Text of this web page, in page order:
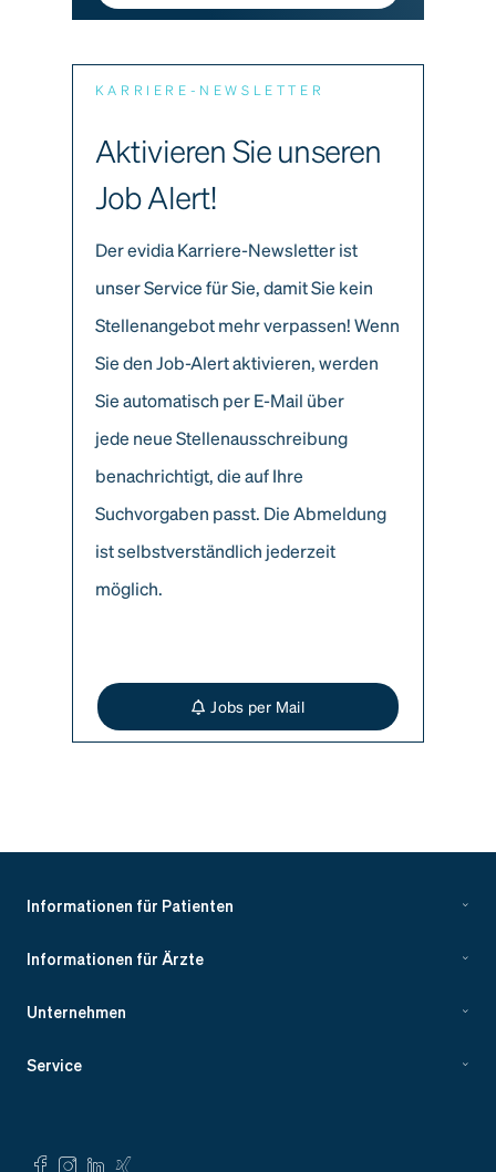
KARRIERE-NEWSLETTER
Aktivieren Sie unseren
Job Alert!
Der evidia Karriere-Newsletter ist
unser Service für Sie, damit Sie kein
Stellenangebot mehr verpassen! Wenn
Sie den Job-Alert aktivieren, werden
Sie automatisch per E-Mail über
jede neue Stellenausschreibung
benachrichtigt, die auf Ihre
Suchvorgaben passt. Die Abmeldung
ist selbstverständlich jederzeit
möglich.
Jobs per Mail
Informationen für Patienten
Informationen für Ärzte
Unternehmen
Service